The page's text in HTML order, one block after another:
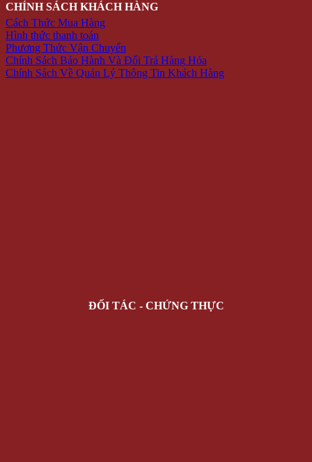
CHÍNH SÁCH KHÁCH HÀNG
Cách Thức Mua Hàng
Hình thức thanh toán
Phương Thức Vận Chuyển
Chính Sách Bảo Hành Và Đổi Trả Hàng Hóa
Chính Sách Về Quản Lý Thông Tin Khách Hàng
ĐỐI TÁC - CHỨNG THỰC